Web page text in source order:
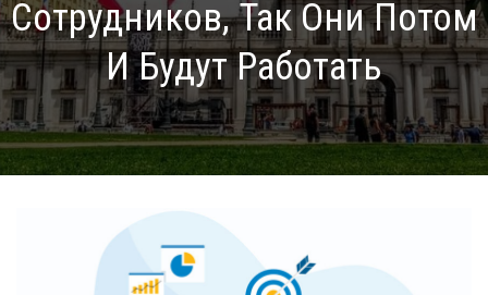
Сотрудников, Так Они Потом
И Будут Работать